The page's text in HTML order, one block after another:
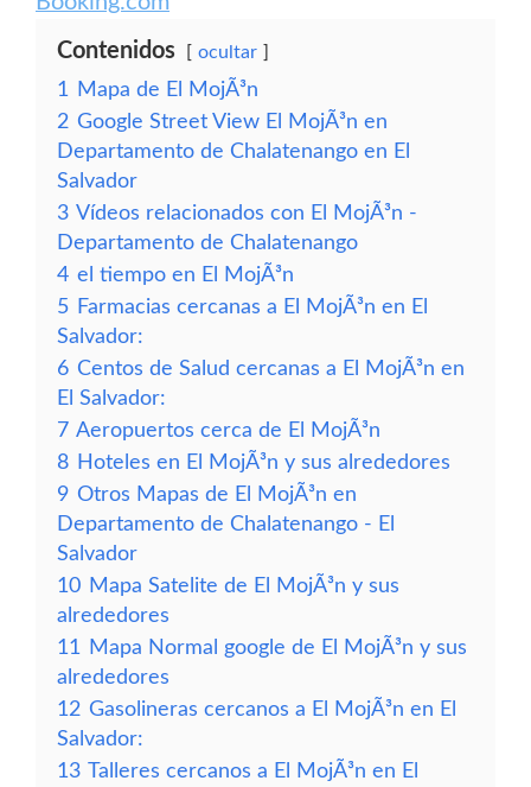
Contenidos ocultar
1
Mapa de El MojÃ³n
2 Google Street View El MojÃ³n en
Departamento de Chalatenango en El
Salvador
3 Vídeos relacionados con El MojÃ³n -
Departamento de Chalatenango
4 el tiempo en El MojÃ³n
5 Farmacias cercanas a El MojÃ³n en El
Salvador:
6 Centos de Salud cercanas a El MojÃ³n en
El Salvador:
7 Aeropuertos cerca de El MojÃ³n
8 Hoteles en El MojÃ³n y sus alrededores
9 Otros Mapas de El MojÃ³n en
Departamento de Chalatenango - El
Salvador
10 Mapa Satelite de El MojÃ³n y sus
alrededores
11
Mapa Normal google de El MojÃ³n y sus
alrededores
12 Gasolineras cercanos a El MojÃ³n en El
Salvador:
13 Talleres cercanos a El MojÃ³n en El